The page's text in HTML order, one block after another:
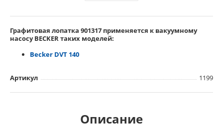
Графитовая лопатка 901317 применяется к вакуумному
насосу BECKER таких моделей:
Becker DVT 140
Артикул 1199
Описание